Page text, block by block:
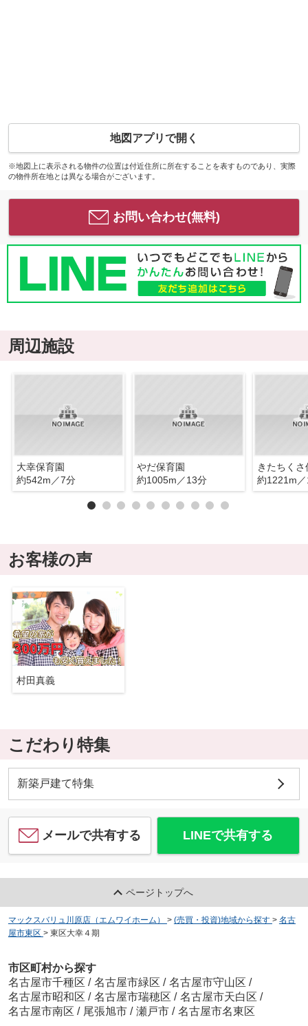
地図アプリで開く
※地図上に表示される物件の位置は付近住所に所在することを表すものであり、実際
の物件所在地とは異なる場合がございます。
お問い合わせ(無料)
周辺施設
大幸保育園
約542m／7分
やだ保育園
約1005m／13分
きたちくさ
約1221m
お客様の声
村田真義
こだわり特集
新築戸建て特集
メールで共有する LINEで共有する
ページトップへ
マックスバリュ川原店（エムワイホーム） > (売買・投資)地域から探す > 名古
屋市東区 > 東区大幸４期
市区町村から探す
名古屋市千種区 / 名古屋市緑区 / 名古屋市守山区 /
名古屋市昭和区 / 名古屋市瑞穂区 / 名古屋市天白区 /
名古屋市南区 / 尾張旭市 / 瀬戸市 / 名古屋市名東区